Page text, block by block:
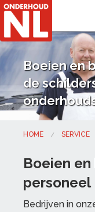
Boeien en
de
HOME SERVICE
Boeien
personeel
Bedrijven in